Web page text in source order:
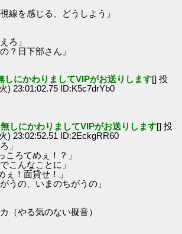
線を感じる、どうしよう」
ろ」
？日下部さん」
しにかわりましてVIPがお送りします[] 投
) 23:01:02.75 ID:K5c7drYb0
しにかわりましてVIPがお送りします[] 投
) 23:02:52.51 ID:2EckgRR60
」
ころてめぇ！？」
こんなことに」
ぇ！面貸せ！」
うの、いまのちがうの」
（やる気のない擬音）